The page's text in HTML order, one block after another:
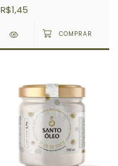
R$1,45